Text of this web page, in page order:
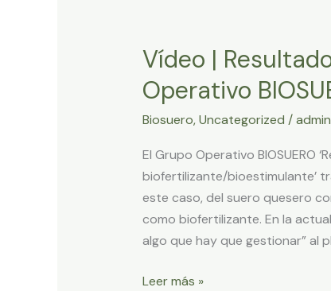
Vídeo |
Operativo
Biosuero,Uncategorized /admin
El Grupo Operativo BIOSUERO
biofertilizante/bioestimulante’
este caso, del suero quesero
como biofertilizante. En la
algo que hay que gestionar” al
Resultados
finales
del
Grupo
BIOSUERO
Leer más »